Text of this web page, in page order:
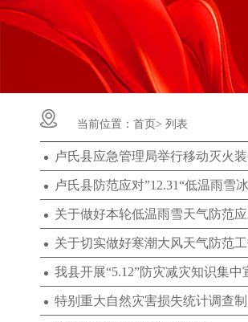
当前位置： 首页> 列表
卢氏县防范应对”12.31“低温雨雪
关于做好本轮低温雨雪天气防范
关于切实做好寒潮大风天气防范
我县开展“5.12”防灾减灾知识集中
特别重大自然灾害损失统计调查